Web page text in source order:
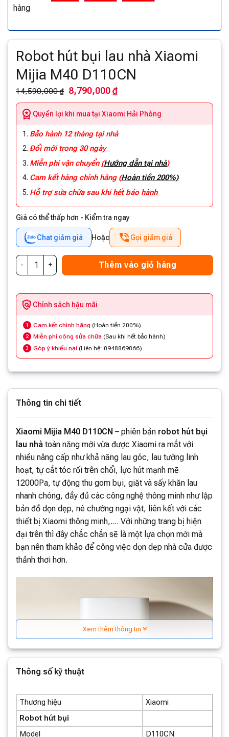
hàng
Robot hút bụi lau nhà Xiaomi
Mijia M40 D110CN
14,590,000 ₫ 8,790,000 ₫
Quyền lợi khi mua tại Xiaomi Hải Phòng
Bảo hành 12 tháng tại nhà
Đổi mới trong 30 ngày
Miễn phí vận chuyển (Hướng dẫn tại nhà)
Cam kết hàng chính hãng (Hoàn tiền 200%)
Hỗ trợ sửa chữa sau khi hết bảo hành
Giá có thể thấp hơn - Kiểm tra ngay
Chat giảm giá Hoặc Gọi giảm giá
Thêm vào giỏ hàng
Chính sách hậu mãi
1 Cam kết chính hãng (Hoàn tiền 200%)
2 Miễn phí công sửa chữa (Sau khi hết bảo hành)
3 Góp ý khiếu nại (Liên hệ: 0948869866)
Thông tin chi tiết
Xiaomi Mijia M40 D110CN – phiên bản robot hút bụi
lau nhà toàn năng mới vừa được Xiaomi ra mắt với
nhiều nâng cấp như khả năng lau góc, lau tường linh
hoạt, tự cắt tóc rối trên chổi, lực hút mạnh mẽ
12000Pa, tự động thu gom bụi, giặt và sấy khăn lau
nhanh chóng, đầy đủ các công nghệ thông minh như lập
bản đồ dọn dẹp, né chướng ngại vật, liên kết với các
thiết bị Xiaomi thông minh,.... Với những trang bị hiện
đại trên thì đây chắc chắn sẽ là một lựa chọn mới mà
bạn nên tham khảo để công việc dọn dẹp nhà cửa được
thảnh thơi hơn.
Xem thêm thông tin
Thông số kỹ thuật
Thương hiệu
Xiaomi
Robot hút bụi
Model
D110CN